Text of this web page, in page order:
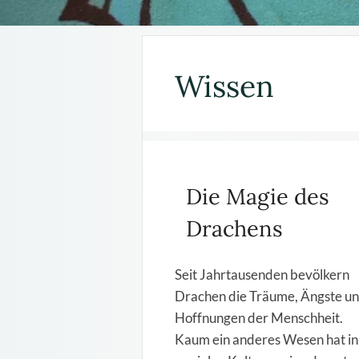
Wissen
Die Magie des
Drachens
Seit Jahrtausenden bevölkern
Drachen die Träume, Ängste
Hoffnungen der Menschheit.
Kaum ein anderes Wesen hat in